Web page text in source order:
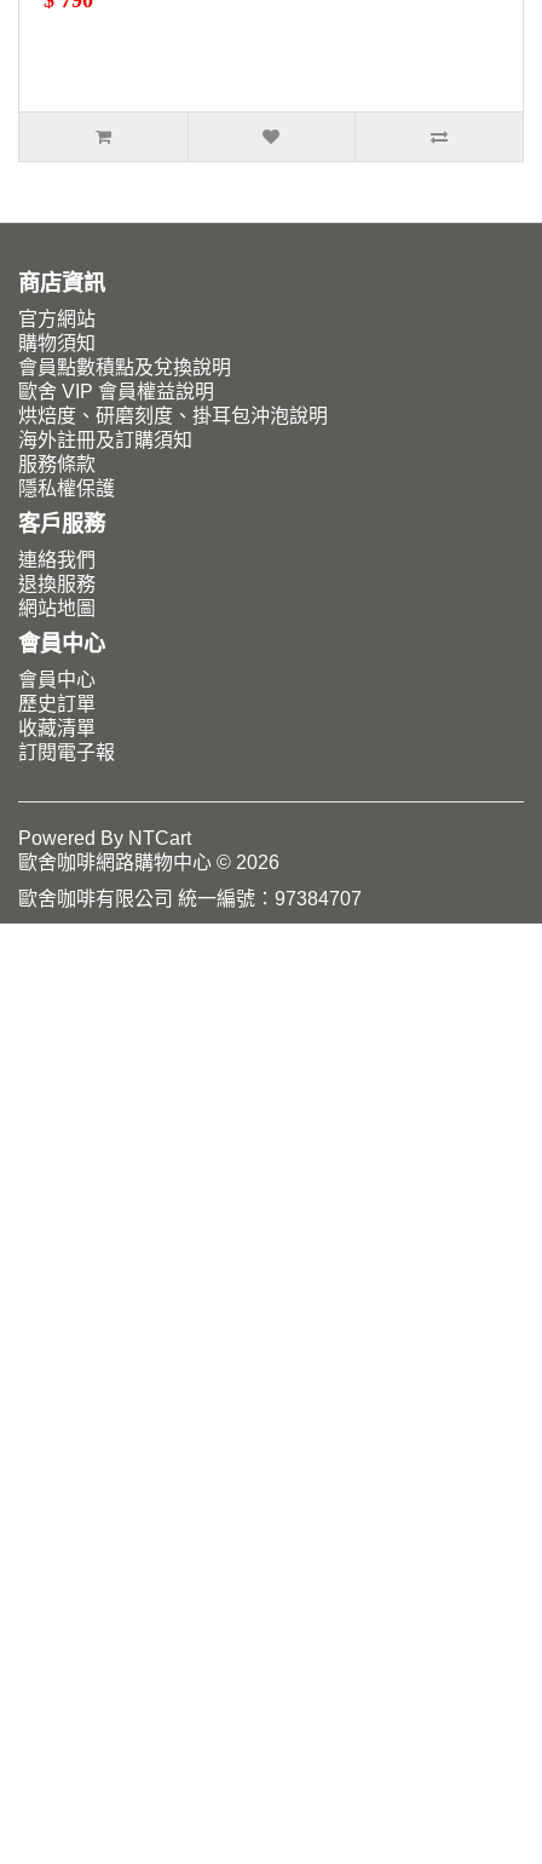
商店資訊
官方網站
購物須知
會員點數積點及兌換說明
歐舍 VIP 會員權益說明
烘焙度、研磨刻度、掛耳包沖泡說明
海外註冊及訂購須知
服務條款
隱私權保護
客戶服務
連絡我們
退換服務
網站地圖
會員中心
會員中心
歷史訂單
收藏清單
訂閱電子報
Powered By NTCart
歐舍咖啡網路購物中心 © 2026
歐舍咖啡有限公司 統一編號：97384707